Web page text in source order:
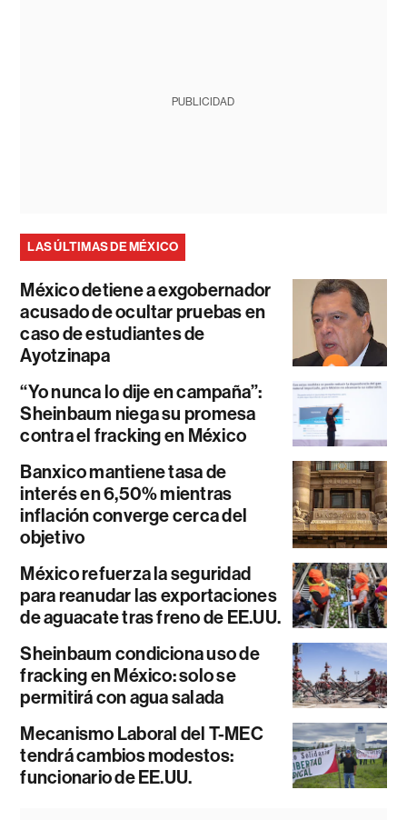
PUBLICIDAD
LAS ÚLTIMAS DE MÉXICO
México detiene a exgobernador
acusado de ocultar pruebas en
caso de estudiantes de
Ayotzinapa
“Yo nunca lo dije en campaña”:
Sheinbaum niega su promesa
contra el fracking en México
Banxico mantiene tasa de
interés en 6,50% mientras
inflación converge cerca del
objetivo
México refuerza la seguridad
para reanudar las exportaciones
de aguacate tras freno de EE.UU.
Sheinbaum condiciona uso de
fracking en México: solo se
permitirá con agua salada
Mecanismo Laboral del T-MEC
tendrá cambios modestos:
funcionario de EE.UU.